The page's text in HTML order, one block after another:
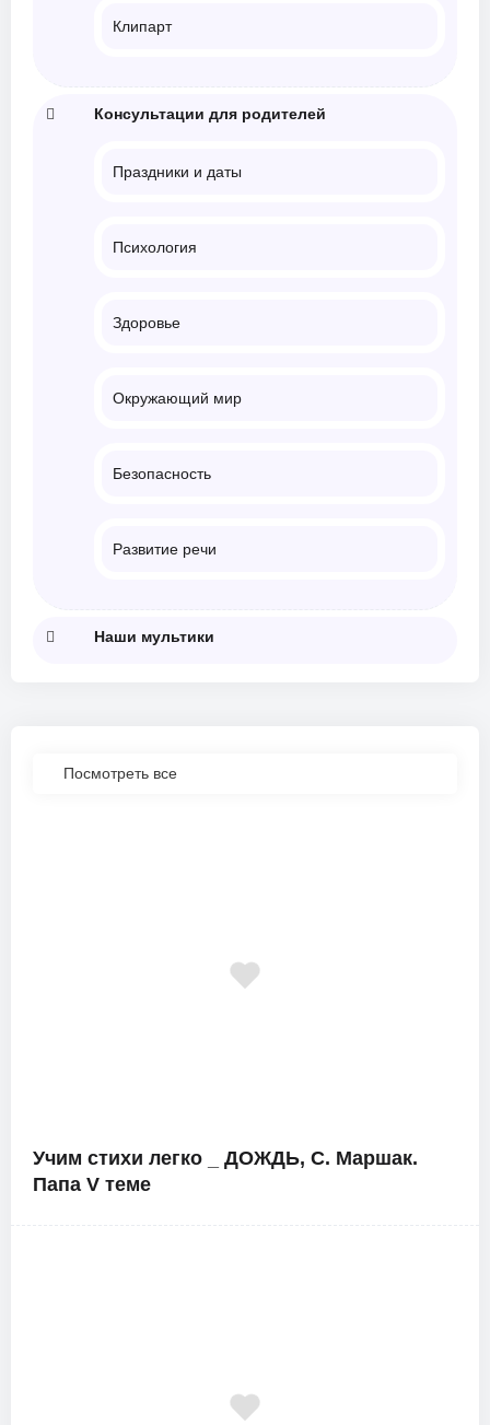
Клипарт
Консультации для родителей
Праздники и даты
Психология
Здоровье
Окружающий мир
Безопасность
Развитие речи
Наши мультики
Посмотреть все
Учим стихи легко _ ДОЖДЬ, С. Маршак.
Папа V теме